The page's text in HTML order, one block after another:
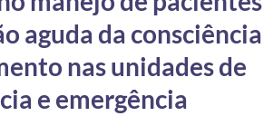
e dos Direitos Humanos
aguda da consciência
nas unidades de
e emergência